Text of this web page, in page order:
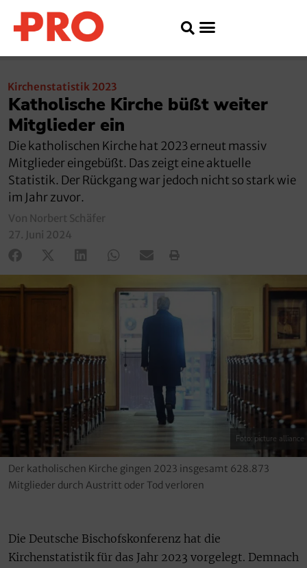
Kirchenstatistik 2023
Katholische Kirche büßt weiter
Mitglieder ein
Die katholischen Kirche hat 2023 erneut massiv
Mitglieder eingebüßt. Das zeigt eine aktuelle
Statistik. Der Rückgang war jedoch nicht so stark wie
im Jahr zuvor.
Von Norbert Schäfer
27. Juni 2024
Foto: picture alliance
Der katholischen Kirche gingen 2023 insgesamt 628.873
Mitglieder durch Austritt oder Tod verloren
Die Deutsche Bischofskonferenz hat die
Kirchenstatistik für das Jahr 2023 vorgelegt. Demnach